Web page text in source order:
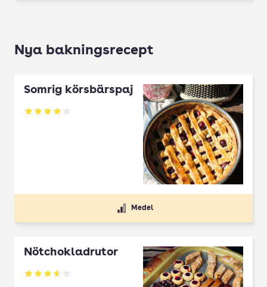
Nya bakningsrecept
Somrig körsbärspaj
Betyg: 4 av 5
Medel
Nötchokladrutor
Betyg: 3.65 av 5